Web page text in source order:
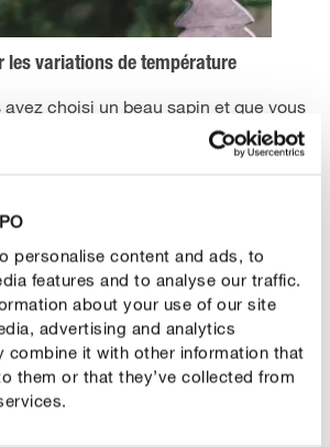
personalise content and ads, to
features and to analyse our traffic.
about your use of our site
advertising and analytics
combine it with other information that
them or that they’ve collected from
les variations de température
choisi un beau sapin et que vous
maison, nous vous conseillons de
le filet de protection afin que les
dans la maison, laissez-le une
sur un balcon à l’abri du vent ou dans
éviterez ainsi les trop fortes
et le sapin perdra ses aiguilles
le sapin humide